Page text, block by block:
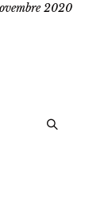
2020